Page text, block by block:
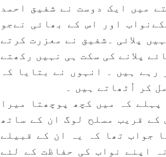
میں ایک دوست نے شفیق احمد
اور اس کے بھائی نےجو
پلائی ۔شفیق نے معزرت کرتے
پلانے کی سکت ہی نہیں رکھتے
ہیں ۔ انہوں نے بتایا کہ
کر اُٹھاتے ہیں ۔
کہ میں کچھ پوچھتا میرا
قریب مسلح لوگ ان کے ساتھ
جواب تھا کہ یہ ان کے قبیلے
اپنے نواب کی حفاظت کے لئے